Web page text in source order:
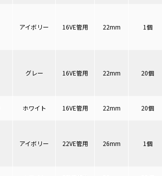
アイボリー 16VE管用 22mm
グレー 16VE管用 22mm
ホワイト 16VE管用 22mm
アイボリー 22VE管用 26mm
1個
20個
20個
1個